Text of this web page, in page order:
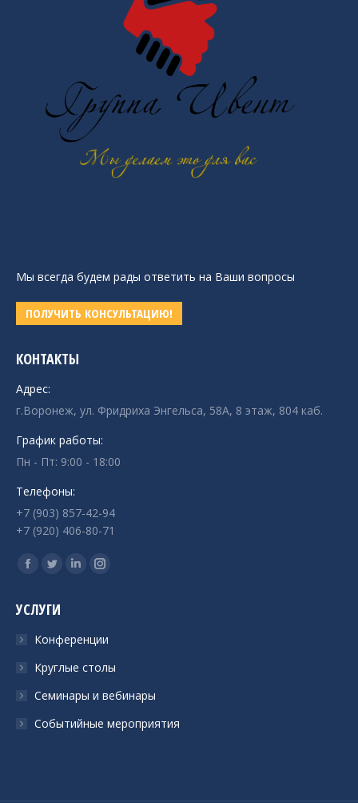
Мы всегда будем рады ответить на Ваши вопросы
ПОЛУЧИТЬ КОНСУЛЬТАЦИЮ!
КОНТАКТЫ
Адрес:
г.Воронеж, ул. Фридриха Энгельса, 58А, 8 этаж, 804 каб.
График работы:
Пн - Пт: 9:00 - 18:00
Телефоны:
+7 (903) 857-42-94
+7 (920) 406-80-71
Ищите нас:
Страница
открывается
окне
Страница
открывается
в
окне
Страница
в
окне
Страница
в
окне
УСЛУГИ
Конференции
Круглые столы
Семинары и вебинары
Событийные мероприятия